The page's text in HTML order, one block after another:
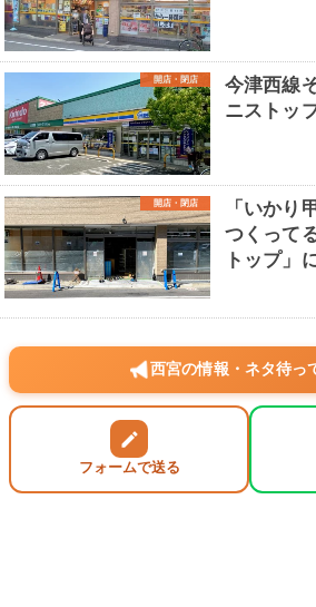
開店・閉店
今津西線
ニストッ
開店・閉店
「いかり
つくって
トップ」
西宮の情報・ネタ待っ
フォームで送る